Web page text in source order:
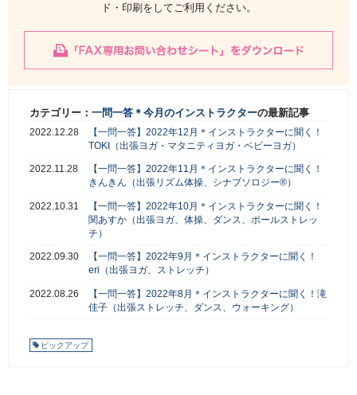
ド・印刷をしてご利用ください。
カテゴリー： 一問一答＊今月のインストラクターの最新記事
2022.12.28
【一問一答】2022年12月＊インストラクターに聞く！
TOKI（出張ヨガ・マタニティヨガ・ベビーヨガ）
2022.11.28
【一問一答】2022年11月＊インストラクターに聞く！
きんきん（出張リズム体操、シナプソロジー®︎）
2022.10.31
【一問一答】2022年10月＊インストラクターに聞く！
関あすか（出張ヨガ、体操、ダンス、ポールストレッ
チ）
2022.09.30
【一問一答】2022年9月＊インストラクターに聞く！
eri（出張ヨガ、ストレッチ）
2022.08.26
【一問一答】2022年8月＊インストラクターに聞く！滝
佳子（出張ストレッチ、ダンス、ウォーキング）
ピックアップ